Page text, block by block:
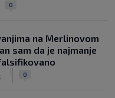
0
na Merlinovom
sam da je najmanje
0